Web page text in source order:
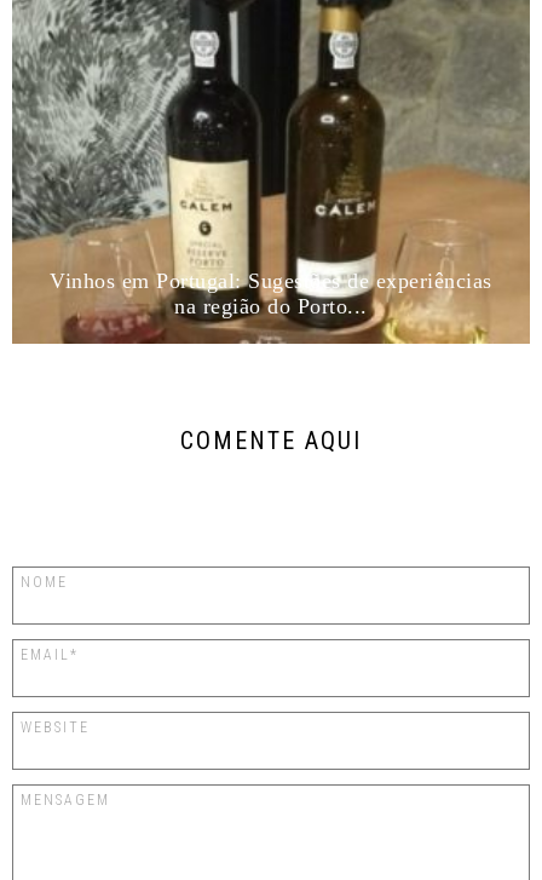
Vinhos em Portugal: Sugestões de experiências
na região do Porto...
COMENTE AQUI